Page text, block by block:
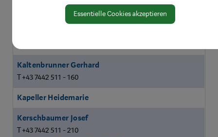
Käferbeck Gerald
Kaltenbrunner Gerhard
T +43 7442 511 - 160
Kapeller Heidemarie
Kerschbaumer Josef
T +43 7442 511 - 210
Essentielle Cookies akzeptieren